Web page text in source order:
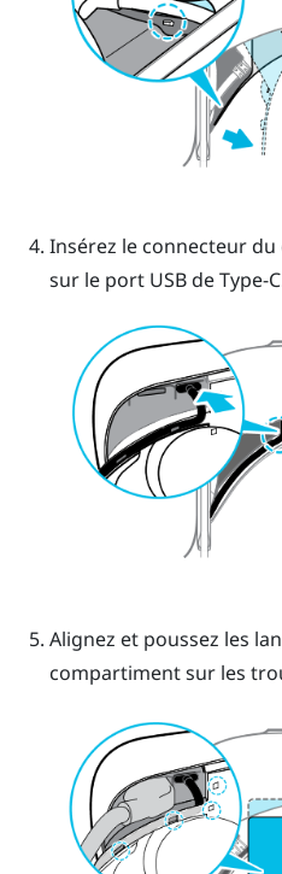
Insérez le connecteur
sur le port USB de Type-C
Alignez et poussez les
compartiment sur les